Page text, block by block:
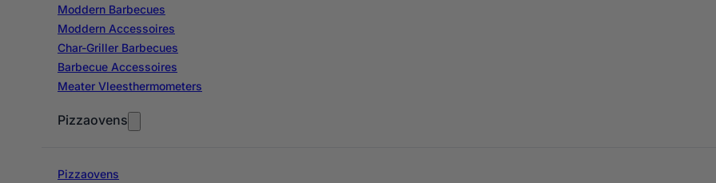
Moddern Barbecues
Moddern Accessoires
Char-Griller Barbecues
Barbecue Accessoires
Meater Vleesthermometers
Pizzaovens
Pizzaovens